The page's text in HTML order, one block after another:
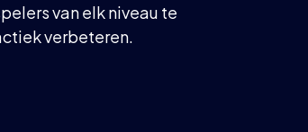
van elk niveau te
verbeteren.